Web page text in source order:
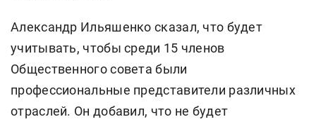
Александр Ильяшенко сказал, что будет
учитывать, чтобы среди 15 членов
Общественного совета были
профессиональные представители различных
отраслей. Он добавил, что не будет